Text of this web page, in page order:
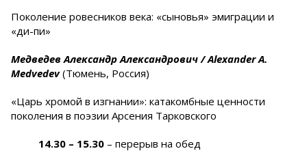
Поколение ровесников века: «сыновья» эмиграции и
«ди-пи»
Медведев Александр Александрович /Alexander A.
Medvedev(Тюмень, Россия)
«Царь хромой в изгнании»: катакомбные ценности
поколения в поэзии Арсения Тарковского
14.30 – 15.30 – перерыв на обед